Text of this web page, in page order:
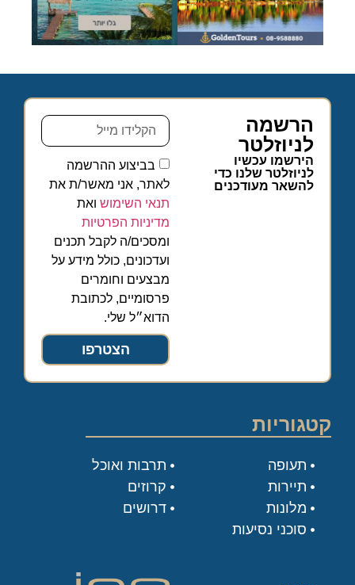
הרשמה
לניוזלטר
הירשמו עכשיו
לניוזלטר שלנו כדי
להשאר מעודכנים
בביצוע ההרשמה
לאתר, אני מאשר/ת את
תנאי השימוש ואת
מדיניות הפרטיות
ומסכים/ה לקבל תכנים
ועדכונים, כולל מידע על
מבצעים וחומרים
פרסומיים, לכתובת
הדוא״ל שלי.
הצטרפו
קטגוריות
תעופה
תיירות
מלונות
סוכני נסיעות
תרבות ואוכל
קרוזים
דרושים